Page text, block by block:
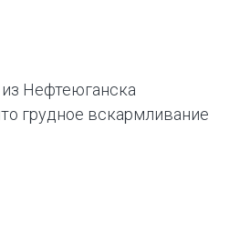
Нефтеюганска
грудное вскармливание